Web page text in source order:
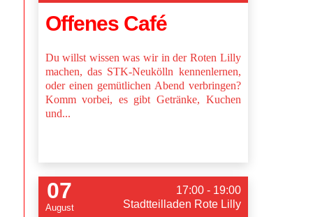
Offenes Café
Du willst wissen was wir in der Roten Lilly
machen, das STK-Neukölln kennenlernen,
oder einen gemütlichen Abend verbringen?
Komm vorbei, es gibt Getränke, Kuchen
und...
07
August
17:00 - 19:00
Stadtteilladen Rote Lilly